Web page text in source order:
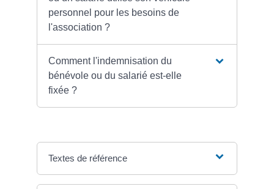
personnel pour les besoins de
l'association ?
Comment l'indemnisation du
bénévole ou du salarié est-elle
fixée ?
Textes de référence